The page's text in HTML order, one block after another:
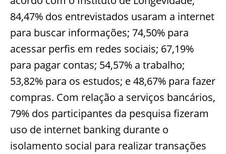
84,47% dos entrevistados usaram a internet
para buscar informações; 74,50% para
acessar perfis em redes sociais; 67,19%
para pagar contas; 54,57% a trabalho;
53,82% para os estudos; e 48,67% para fazer
compras. Com relação a serviços bancários,
79% dos participantes da pesquisa fizeram
uso de internet banking durante o
isolamento social para realizar transações